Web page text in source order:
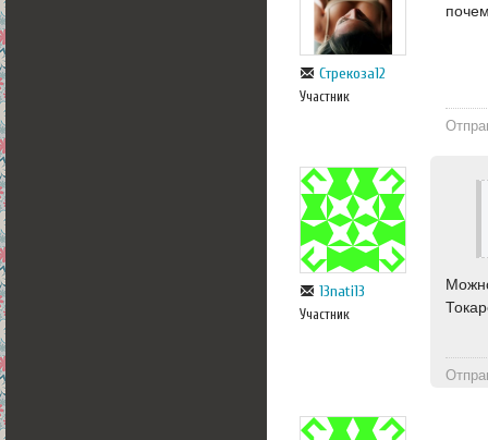
Стрекоза12
Участник
13nati13
Участник